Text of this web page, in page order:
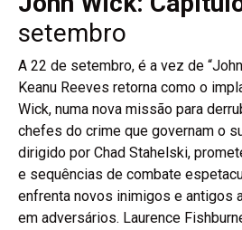
setembro
A 22 de setembro, é a vez de
Keanu Reeves retorna como o
Wick, numa nova missão para
chefes do crime que governam o
dirigido por Chad Stahelski,
e sequências de combate
enfrenta novos inimigos e antigos
em adversários. Laurence